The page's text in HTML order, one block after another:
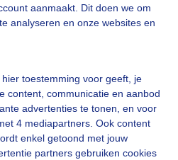
aanmaakt. Dit doen we om
analyseren en onze websites en
toestemming voor geeft, je
content, communicatie en aanbod
advertenties te tonen, en voor
4 mediapartners. Ook content
enkel getoond met jouw
partners gebruiken cookies
geduld aub...